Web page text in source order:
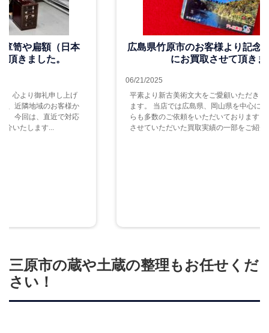
広島県竹原市のお客様より記念金貨、古銭を中心
にお買取させて頂きました。
平素より新古美術文大をご愛顧いただき、心より御礼申し上げ
ます。 当店では広島県、岡山県を中心に、近隣地域のお客様か
らも多数のご依頼をいただいております。 今回は、直近で対応
させていただいた買取実績の一部をご紹介いたします...
三原市の蔵や土蔵の整理もお任せくだ
さい！